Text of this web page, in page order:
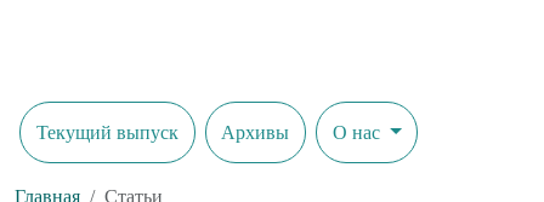
Текущий выпуск Архивы О нас
Главная Статьи